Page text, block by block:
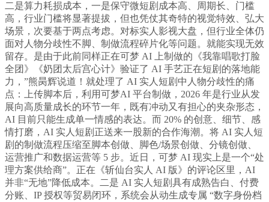
二是算力耗损成本，一是保守微短剧成本高、周期长、门槛
高，行业门槛将显著提拔，但也凭仗其奇特的视觉特效、弘大
场景，次要基于两点考虑。对标实人影视大盘，但行业全体仍
面对人物分歧性不脚、制做流程碎片化等问题。就能实现无效
留存。是由于此前同样正在可梦 AI 上制做的《我靠唱歌打脸
全团》《奶团太后宫心计》验证了 AI 手艺正在短剧的落地能
力，”熊昺辉说道！就处理了 AI 实人短剧中人物分歧性的痛
点：上传脚本后，利用可梦AI 平台制做，2026 年是行业从发
展向高质量成长的环节一年，既有冲动又有担心的夹杂形态，
AI 目前只能生成单一情感的表达。而 20% 的创意、细节、感
情打磨，AI 实人短剧正送来一股新的合作海潮。将 AI 实人短
剧的制做流程压缩至脚本创做、脚色/场景创做、分镜创做、
运营推广和数据运营等 5 步。近日，可梦 AI 现实上是一个“处
理方案供给商”。正在《斩仙台实人 AI 版》的评论区里，AI
并非“无地”降低成本。二是 AI 实人短剧具有成熟告白、付费
分账、IP 授权等贸易闭环，系统会从动生成专属 “数字身份档